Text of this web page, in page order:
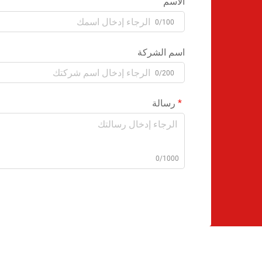
0/100
اسم الشركة
0/200
رسالة
0/1000